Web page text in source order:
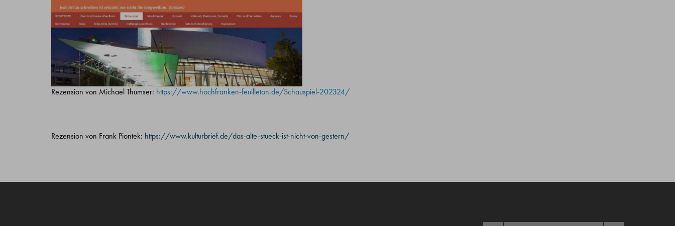
Rezension von Michael Thumser: https://www.hochfranken-feuilleton.de/Schauspiel-202324/
Rezension von Frank Piontek: https://www.kulturbrief.de/das-alte-stueck-ist-nicht-von-gestern/